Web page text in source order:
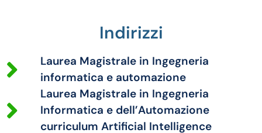
Indirizzi
Laurea Magistrale in Ingegneria
informatica e automazione
Laurea Magistrale in Ingegneria
Informatica e dell’Automazione
curriculum Artificial Intelligence